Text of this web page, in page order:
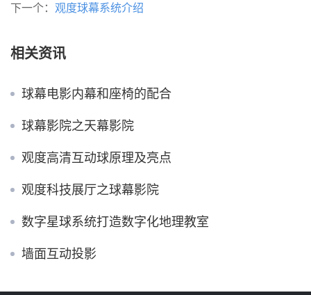
下一个： 观度球幕系统介绍
相关资讯
球幕电影内幕和座椅的配合
球幕影院之天幕影院
观度高清互动球原理及亮点
观度科技展厅之球幕影院
数字星球系统打造数字化地理教室
墙面互动投影